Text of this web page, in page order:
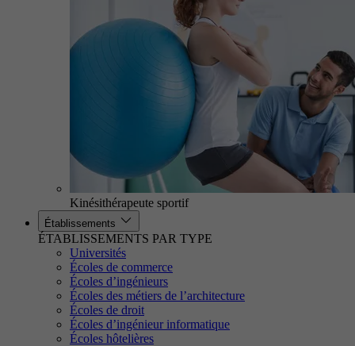
Kinésithérapeute sportif
Établissements
ÉTABLISSEMENTS PAR TYPE
Universités
Écoles de commerce
Écoles d’ingénieurs
Écoles des métiers de l’architecture
Écoles de droit
Écoles d’ingénieur informatique
Écoles hôtelières